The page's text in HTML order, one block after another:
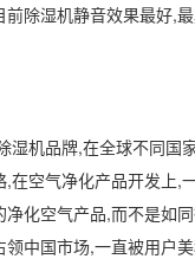
除湿机静音效果最好,
湿机品牌,在全球不同国
,在空气净化产品开发上,
净化空气产品,而不是如
领中国市场,一直被用户